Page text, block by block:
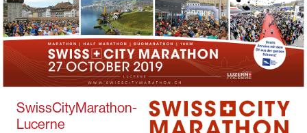
SwissCityMarathon-
Lucerne